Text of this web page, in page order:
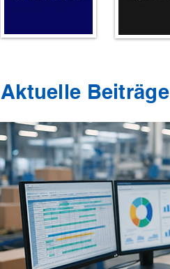
Aktuelle Beiträge